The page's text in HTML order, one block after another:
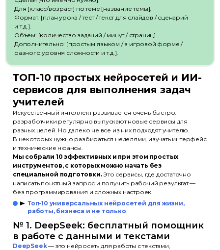
Для [класс/возраст] по теме [название темы].
Формат: [план урока / тест / текст для слайдов / сценарий
и т.д.].
Объем: [количество заданий / минут / страниц].
Дополнительно: [простым языком / в игровой форме /
разного уровня сложности и т.д.].
ТОП-10 простых нейросетей и ИИ-
сервисов для выполнения задач
учителей
Искусственный интеллект развивается очень быстро:
разработчики регулярно выпускают новые сервисы для
разных целей. Но далеко не все из них подходят учителю.
В некоторых нужно разбираться неделями, изучать интерфейс
и технические нюансы.
Мы собрали 10 эффективных и при этом простых
инструментов, с которых можно начать без
специальной подготовки.Это сервисы, где достаточно
написать понятный запрос и получить рабочий результат —
без программирования и сложных настроек.
Топ-10 универсальных нейросетей для жизни,
работы, бизнеса и не только
№ 1. DeepSeek: бесплатный помощник
в работе с данными и текстами
DeepSeek— это нейросеть для работы с текстами,